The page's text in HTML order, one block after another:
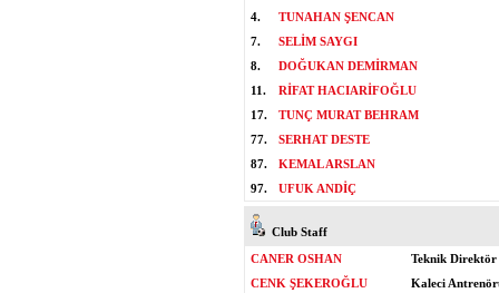
4.
TUNAHAN ŞENCAN
7.
SELİM SAYGI
8.
DOĞUKAN DEMİRMAN
11.
RİFAT HACIARİFOĞLU
17.
TUNÇ MURAT BEHRAM
77.
SERHAT DESTE
87.
KEMAL ARSLAN
97.
UFUK ANDİÇ
Club Staff
CANER OSHAN
Teknik Direktör
CENK ŞEKEROĞLU
Kaleci